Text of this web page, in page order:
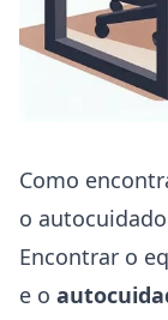
Como
o autocuidado
Encontrar o
e o